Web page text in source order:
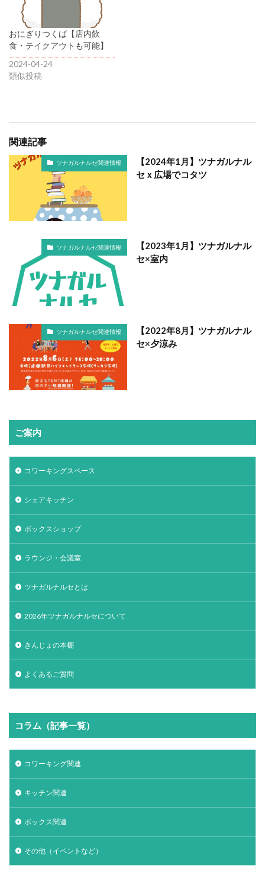
おにぎりつくば【店内飲
食・テイクアウトも可能】
2024-04-24
類似投稿
関連記事
ツナガルナルセ関連情報
【2024年1月】ツナガルナル
セｘ広場でコタツ
ツナガルナルセ関連情報
【2023年1月】ツナガルナル
セ×室内
ツナガルナルセ関連情報
【2022年8月】ツナガルナル
セ×夕涼み
ご案内
コワーキングスペース
シェアキッチン
ボックスショップ
ラウンジ・会議室
ツナガルナルセとは
2026年ツナガルナルセについて
きんじょの本棚
よくあるご質問
コラム（記事一覧）
コワーキング関連
キッチン関連
ボックス関連
その他（イベントなど）